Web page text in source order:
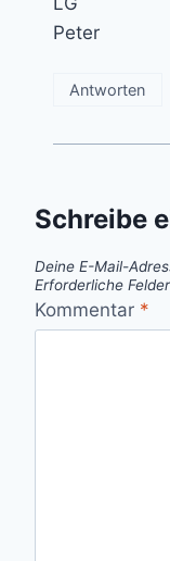
Peter
Antworten
Schreibe
Deine E-Mail-
Erforderliche
Kommentar *